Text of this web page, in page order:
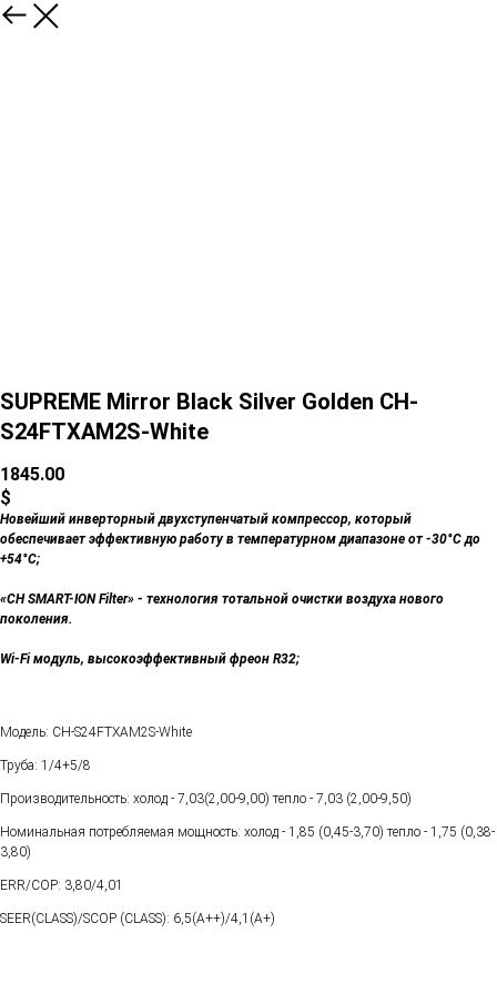
SUPREME Mirror Black Silver Golden CH-
S24FTXAM2S-White
1845.00
$
Новейший инверторный двухступенчатый компрессор, который
обеспечивает эффективную работу в температурном диапазоне от -30°С до
+54°C;
«CH SMART-ION Filter» - технология тотальной очистки воздуха нового
поколения.
Wi-Fi модуль, высокоэффективный фреон R32;
Модель: CH-S24FTXAM2S-White
Труба: 1/4+5/8
Производительность: холод - 7,03(2,00-9,00) тепло - 7,03 (2,00-9,50)
Номинальная потребляемая мощность: холод - 1,85 (0,45-3,70) тепло - 1,75 (0,38-
3,80)
ERR/COP: 3,80/4,01
SEER(CLASS)/SCOP (CLASS): 6,5(А++)/4,1(А+)